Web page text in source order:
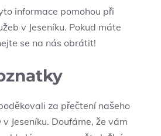
informace pomohou při
v Jeseníku.⁢ Pokud máte
se na nás⁣ obrátit!
za přečtení našeho
Jeseníku.⁤ Doufáme, ⁤že‍ vám